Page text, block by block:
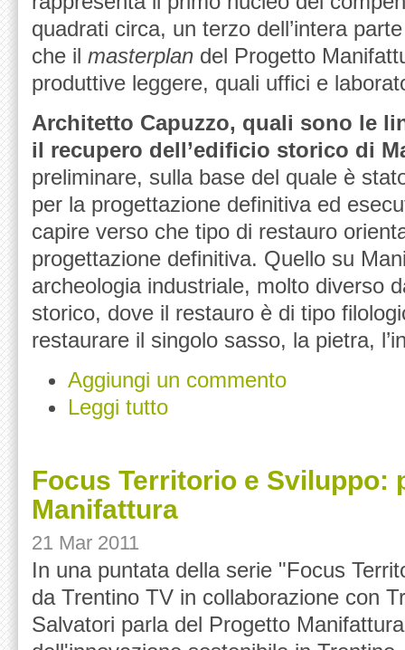
quadrati circa, un terzo dell’intera
che il masterplan del Progetto
produttive leggere, quali uffici e
Architetto Capuzzo, quali sono le
il recupero dell’edificio storico di
preliminare, sulla base del quale è
per la progettazione definitiva ed
capire verso che tipo di restauro
progettazione definitiva. Quello su
archeologia industriale, molto diverso
storico, dove il restauro è di tipo
restaurare il singolo sasso, la pietra,
Aggiungi un commento
Leggi tutto
Focus Territorio e Sviluppo:
Manifattura
21 Mar 2011
In una puntata della serie "Focus
da Trentino TV in collaborazione con
Salvatori parla del Progetto